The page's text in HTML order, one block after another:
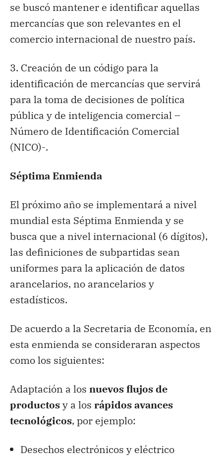
se buscó mantener e identificar aquellas
mercancías que son relevantes en el
comercio internacional de nuestro país.
3. Creación de un código para la
identificación de mercancías que servirá
para la toma de decisiones de política
pública y de inteligencia comercial –
Número de Identificación Comercial
(NICO)-.
Séptima Enmienda
El próximo año se implementará a nivel
mundial esta Séptima Enmienda y se
busca que a nivel internacional (6 dígitos),
las definiciones de subpartidas sean
uniformes para la aplicación de datos
arancelarios, no arancelarios y
estadísticos.
De acuerdo a la Secretaria de Economía, en
esta enmienda se consideraran aspectos
como los siguientes:
Adaptación a los nuevos flujos de
productosy a los rápidos avances
tecnológicos, por ejemplo:
Desechos electrónicos y eléctrico